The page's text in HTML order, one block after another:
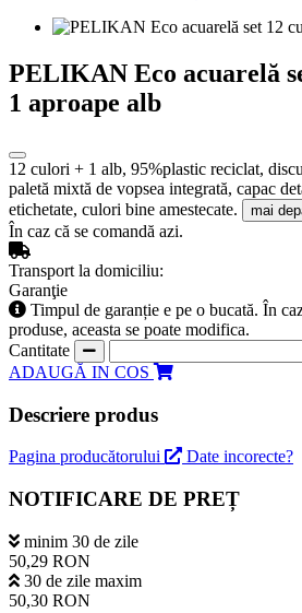
PELIKAN Eco acuarelă
1 aproape alb
12 culori + 1 alb, 95%plastic reciclat,
paletă mixtă de vopsea integrată, capac
etichetate, culori bine amestecate.
mai
În caz că se comandă azi.
Transport la domiciliu:
Garanţie
Timpul de garanție e pe o bucată. În
produse, aceasta se poate modifica.
Cantitate
ADAUGĂ IN COS
Descriere produs
Pagina producătorului Date incorecte?
NOTIFICARE DE PREȚ
minim 30 de zile
50,29 RON
30 de zile maxim
50,30 RON